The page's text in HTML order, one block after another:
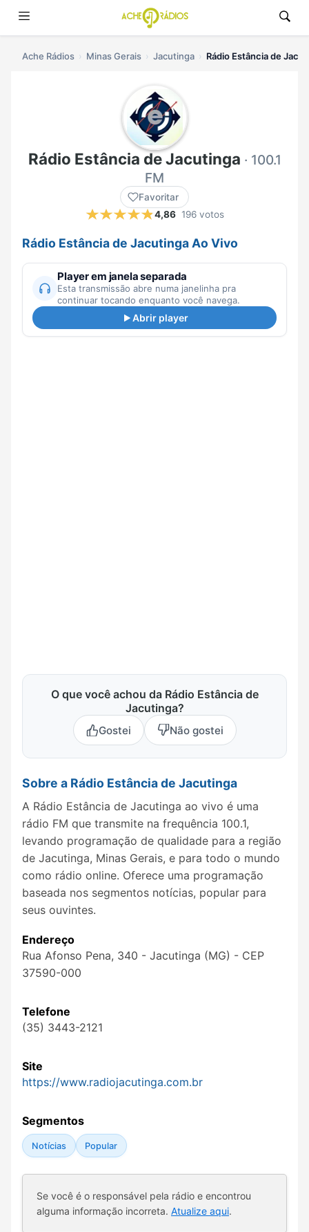
Ache Rádios Minas Gerais Jacutinga Rádio Estância de
Rádio Estância de Jacutinga · 100.1
FM
Favoritar
4,86 196 votos
Rádio Estância de Jacutinga Ao Vivo
Player em janela separada
Esta transmissão abre numa janelinha pra
continuar tocando enquanto você navega.
Abrir player
O que você achou da Rádio Estância de
Jacutinga?
Gostei Não gostei
Sobre a Rádio Estância de Jacutinga
A Rádio Estância de Jacutinga ao vivo é uma
rádio FM que transmite na frequência 100.1,
levando programação de qualidade para a região
de Jacutinga, Minas Gerais, e para todo o mundo
como rádio online. Oferece uma programação
baseada nos segmentos notícias, popular para
seus ouvintes.
Endereço
Rua Afonso Pena, 340 - Jacutinga (MG) - CEP
37590-000
Telefone
(35) 3443-2121
Site
https://www.radiojacutinga.com.br
Segmentos
Notícias Popular
Se você é o responsável pela rádio e encontrou
alguma informação incorreta. Atualize aqui.